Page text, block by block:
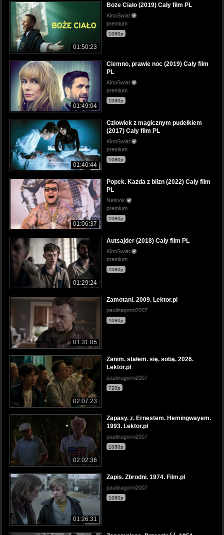
01:50:23
Boże Ciało (2019) Cały film PL
KinoSwiat
premium
1080p
01:49:04
Ciemno, prawie noc (2019) Cały film
PL
KinoSwiat
premium
1080p
01:40:44
Człowiek z magicznym pudełkiem
(2017) Cały film PL
KinoSwiat
premium
1080p
01:06:37
Popek. Każda z blizn (2022) Cały film
PL
Netlook
premium
1080p
01:29:24
Autsajder (2018) Cały film PL
KinoSwiat
premium
1080p
01:31:05
Zamotani. 2009. Lektor.pl
paulinagorni2007
1080p
02:07:23
Zanim. stałem. się. sobą. 2026.
Lektor.pl
paulinagorni2007
720p
02:02:36
Zapasy. z. Ernestem. Hemingwayem.
1993. Lektor.pl
paulinagorni2007
1080p
01:26:31
Zapis. Zbrodni. 1974. Film.pl
paulinagorni2007
1080p